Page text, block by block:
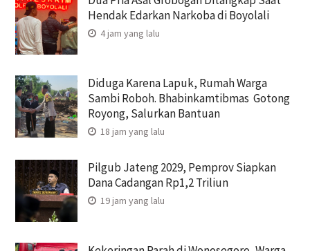
Hendak Edarkan Narkoba di Boyolali
4 jam yang lalu
Diduga Karena Lapuk, Rumah Warga
Sambi Roboh. Bhabinkamtibmas Gotong
Royong, Salurkan Bantuan
18 jam yang lalu
Pilgub Jateng 2029, Pemprov Siapkan
Dana Cadangan Rp1,2 Triliun
19 jam yang lalu